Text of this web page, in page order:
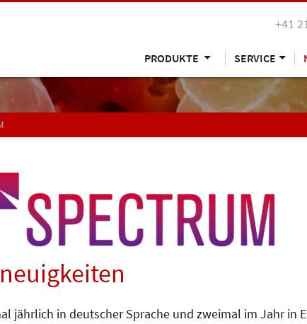
+41
PRODUKTE SERVICE
jährlich in deutscher Sprache und zweimal im Jahr in